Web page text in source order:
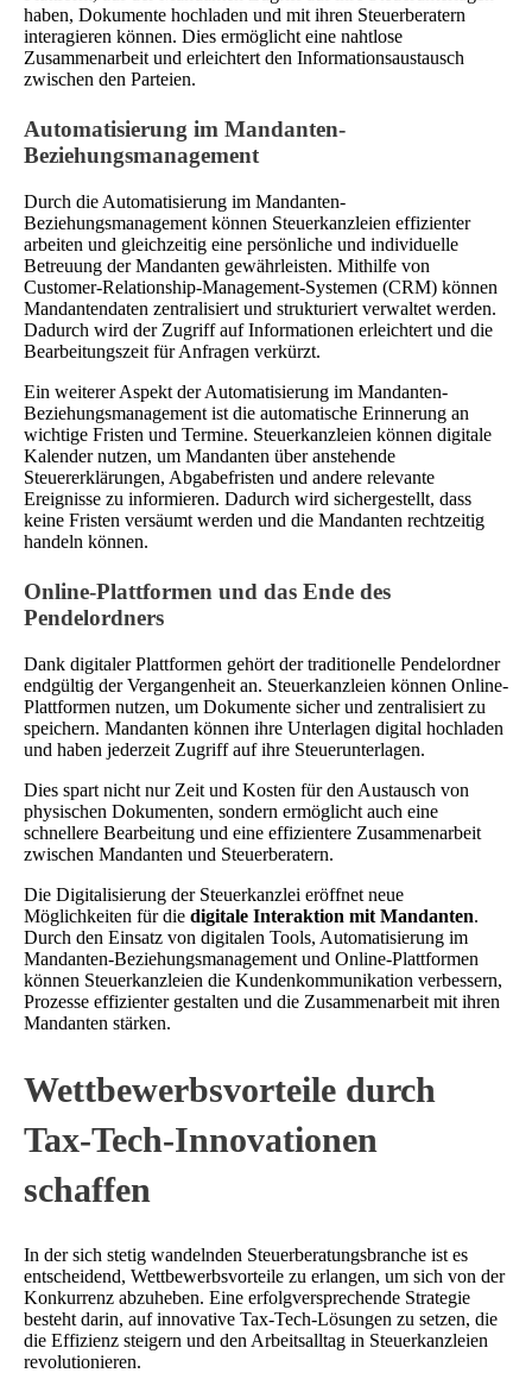
haben, Dokumente hochladen und mit ihren Steuerberatern
interagieren können. Dies ermöglicht eine nahtlose
Zusammenarbeit und erleichtert den Informationsaustausch
zwischen den Parteien.
Automatisierung im Mandanten-
Beziehungsmanagement
Durch die Automatisierung im Mandanten-
Beziehungsmanagement können Steuerkanzleien effizienter
arbeiten und gleichzeitig eine persönliche und individuelle
Betreuung der Mandanten gewährleisten. Mithilfe von
Customer-Relationship-Management-Systemen (CRM) können
Mandantendaten zentralisiert und strukturiert verwaltet werden.
Dadurch wird der Zugriff auf Informationen erleichtert und die
Bearbeitungszeit für Anfragen verkürzt.
Ein weiterer Aspekt der Automatisierung im Mandanten-
Beziehungsmanagement ist die automatische Erinnerung an
wichtige Fristen und Termine. Steuerkanzleien können digitale
Kalender nutzen, um Mandanten über anstehende
Steuererklärungen, Abgabefristen und andere relevante
Ereignisse zu informieren. Dadurch wird sichergestellt, dass
keine Fristen versäumt werden und die Mandanten rechtzeitig
handeln können.
Online-Plattformen und das Ende des
Pendelordners
Dank digitaler Plattformen gehört der traditionelle Pendelordner
endgültig der Vergangenheit an. Steuerkanzleien können Online-
Plattformen nutzen, um Dokumente sicher und zentralisiert zu
speichern. Mandanten können ihre Unterlagen digital hochladen
und haben jederzeit Zugriff auf ihre Steuerunterlagen.
Dies spart nicht nur Zeit und Kosten für den Austausch von
physischen Dokumenten, sondern ermöglicht auch eine
schnellere Bearbeitung und eine effizientere Zusammenarbeit
zwischen Mandanten und Steuerberatern.
Die Digitalisierung der Steuerkanzlei eröffnet neue
Möglichkeiten für die digitale Interaktion mit Mandanten.
Durch den Einsatz von digitalen Tools, Automatisierung im
Mandanten-Beziehungsmanagement und Online-Plattformen
können Steuerkanzleien die Kundenkommunikation verbessern,
Prozesse effizienter gestalten und die Zusammenarbeit mit ihren
Mandanten stärken.
Wettbewerbsvorteile durch
Tax-Tech-Innovationen
schaffen
In der sich stetig wandelnden Steuerberatungsbranche ist es
entscheidend, Wettbewerbsvorteile zu erlangen, um sich von der
Konkurrenz abzuheben. Eine erfolgversprechende Strategie
besteht darin, auf innovative Tax-Tech-Lösungen zu setzen, die
die Effizienz steigern und den Arbeitsalltag in Steuerkanzleien
revolutionieren.